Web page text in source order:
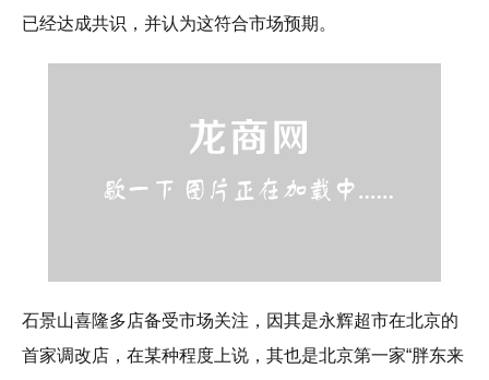
已经达成共识，并认为这符合市场预期。
石景山喜隆多店备受市场关注，因其是永辉超市在北京的
首家调改店，在某种程度上说，其也是北京第一家“胖东来